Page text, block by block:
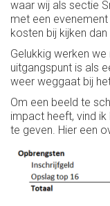
waar wij als sectie
met een
kosten bij kijken
Gelukkig werken
uitgangspunt is als
weer weggaat bij
Om een beeld te
impact heeft, vind
te geven. Hier een